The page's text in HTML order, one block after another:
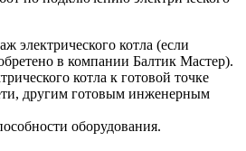
электрического котла (если
в компании Балтик Мастер).
котла к готовой точке
другим готовым инженерным
оборудования.